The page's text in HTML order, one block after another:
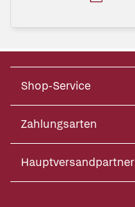
Shop-Service
Zahlungsarten
Hauptversandpartner